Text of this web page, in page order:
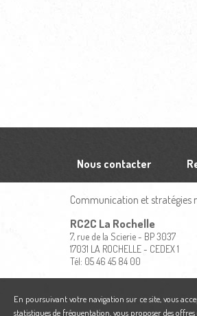
Nous contacter
Communication et stratégies
RC2C La Rochelle
7, rue de la Scierie - BP 3037
17031 LA ROCHELLE - CEDEX 1
Tél: 05 46 45 84 00
En poursuivant votre navigation sur ce site, vous
statistiques de fréquentation, vous proposer des